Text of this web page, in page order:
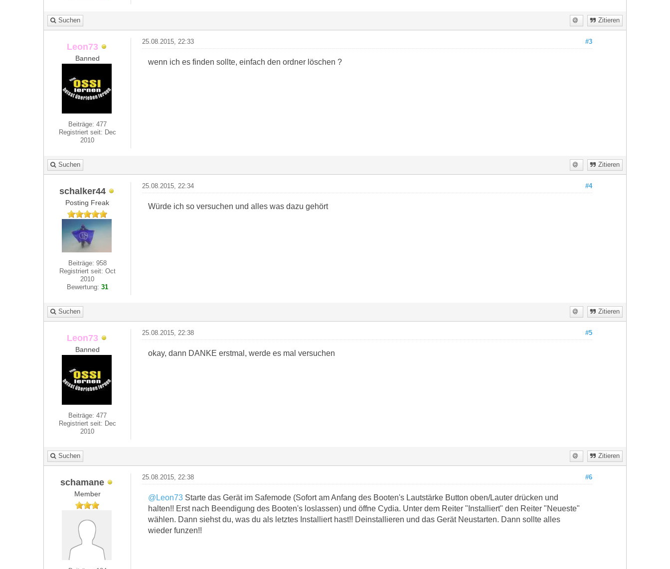
Suchen Zitieren
Leon73
Banned
Beiträge: 477
Registriert seit: Dec
2010
#3
25.08.2015, 22:33
wenn ich es finden sollte, einfach den ordner löschen ?
Suchen Zitieren
schalker44
Posting Freak
Beiträge: 958
Registriert seit: Oct
2010
Bewertung: 31
#4
25.08.2015, 22:34
Würde ich so versuchen und alles was dazu gehört
Suchen Zitieren
Leon73
Banned
Beiträge: 477
Registriert seit: Dec
2010
#5
25.08.2015, 22:38
okay, dann DANKE erstmal, werde es mal versuchen
Suchen Zitieren
schamane
Member
#6
25.08.2015, 22:38
@Leon73Starte das Gerät im Safemode (Sofort am Anfang des Booten's Lautstärke Button oben/Lauter drücken und
halten!! Erst nach Beendigung des Booten's loslassen) und öffne Cydia. Unter dem Reiter "Installiert" den Reiter "Neueste"
wählen. Dann siehst du, was du als letztes Installiert hast!! Deinstallieren und das Gerät Neustarten. Dann sollte alles
wieder funzen!!